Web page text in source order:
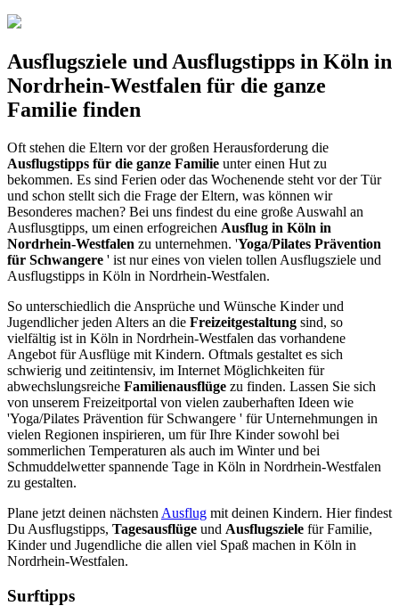
Ausflugsziele und Ausflugstipps in Köln in
Nordrhein-Westfalen für die ganze
Familie finden
Oft stehen die Eltern vor der großen Herausforderung die
Ausflugstipps für die ganze Familie unter einen Hut zu
bekommen. Es sind Ferien oder das Wochenende steht vor der Tür
und schon stellt sich die Frage der Eltern, was können wir
Besonderes machen? Bei uns findest du eine große Auswahl an
Ausflusgtipps, um einen erfogreichen Ausflug in Köln in
Nordrhein-Westfalen zu unternehmen. 'Yoga/Pilates Prävention
für Schwangere ' ist nur eines von vielen tollen Ausflugsziele und
Ausflugstipps in Köln in Nordrhein-Westfalen.
So unterschiedlich die Ansprüche und Wünsche Kinder und
Jugendlicher jeden Alters an die Freizeitgestaltung sind, so
vielfältig ist in Köln in Nordrhein-Westfalen das vorhandene
Angebot für Ausflüge mit Kindern. Oftmals gestaltet es sich
schwierig und zeitintensiv, im Internet Möglichkeiten für
abwechslungsreiche Familienausflüge zu finden. Lassen Sie sich
von unserem Freizeitportal von vielen zauberhaften Ideen wie
'Yoga/Pilates Prävention für Schwangere ' für Unternehmungen in
vielen Regionen inspirieren, um für Ihre Kinder sowohl bei
sommerlichen Temperaturen als auch im Winter und bei
Schmuddelwetter spannende Tage in Köln in Nordrhein-Westfalen
zu gestalten.
Plane jetzt deinen nächsten Ausflug mit deinen Kindern. Hier findest
Du Ausflugstipps, Tagesausflüge und Ausflugsziele für Familie,
Kinder und Jugendliche die allen viel Spaß machen in Köln in
Nordrhein-Westfalen.
Surftipps